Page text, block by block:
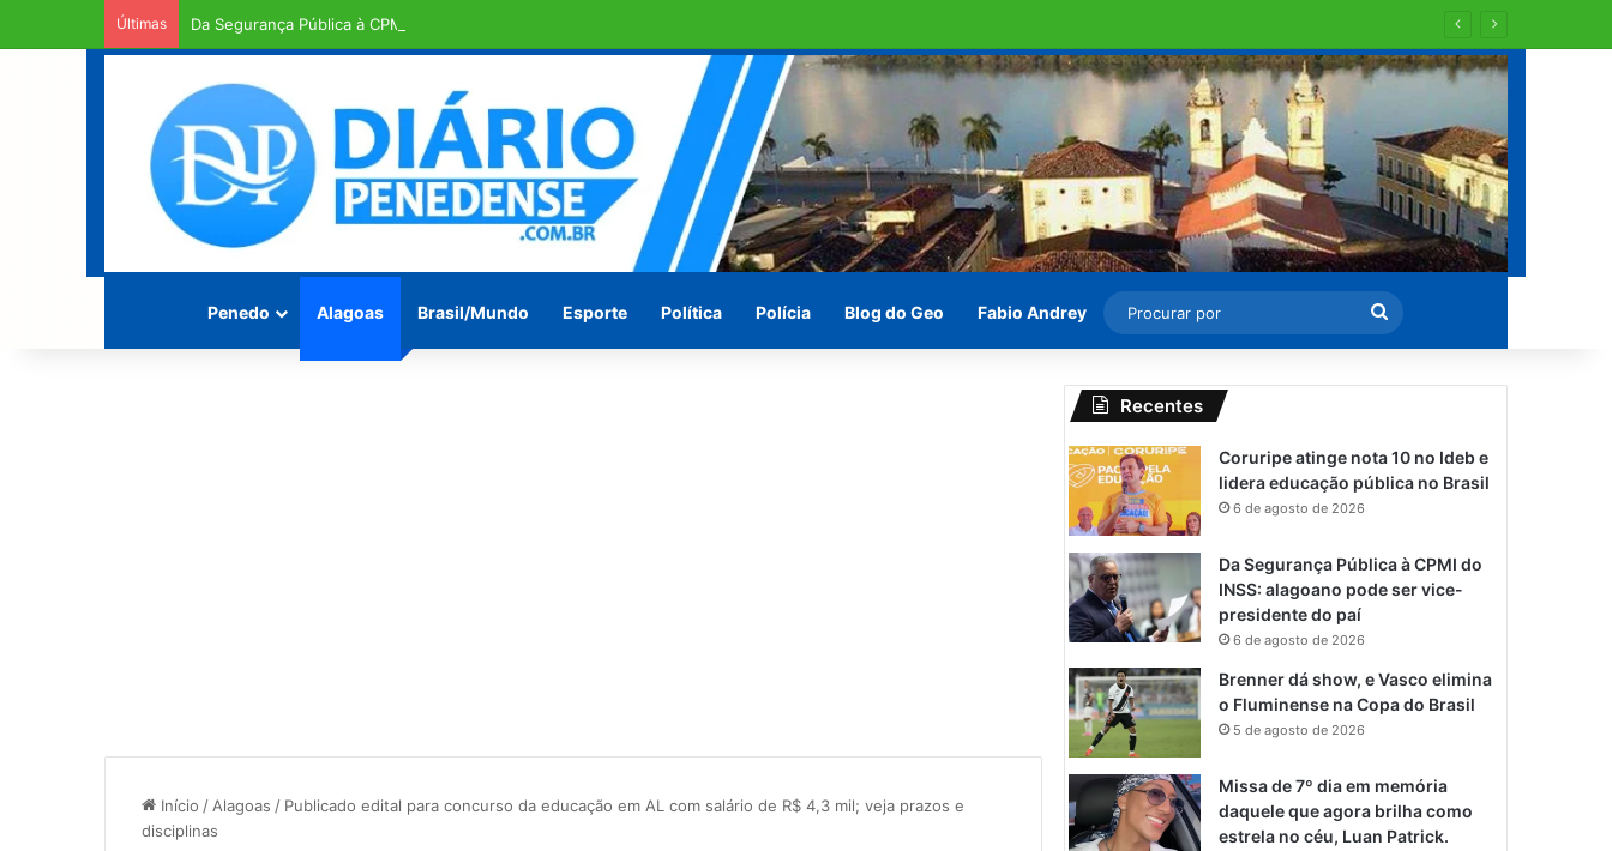
Últimas Da Segurança Pública à CPMI do INSS: alagoano pode ser vice-presidente do paí
Penedo Alagoas Brasil/Mundo Esporte Política Polícia Blog do Geo Fabio Andrey
Procurar
por
Início / Alagoas / Publicado edital para concurso da educação em AL com salário de R$ 4,3 mil; veja prazos e
disciplinas
Recentes
Coruripe atinge nota 10 no Ideb e
lidera educação pública no Brasil
6 de agosto de 2026
Da Segurança Pública à CPMI do
INSS: alagoano pode ser vice-
presidente do paí
6 de agosto de 2026
Brenner dá show, e Vasco elimina
o Fluminense na Copa do Brasil
5 de agosto de 2026
Missa de 7º dia em memória
daquele que agora brilha como
estrela no céu, Luan Patrick.